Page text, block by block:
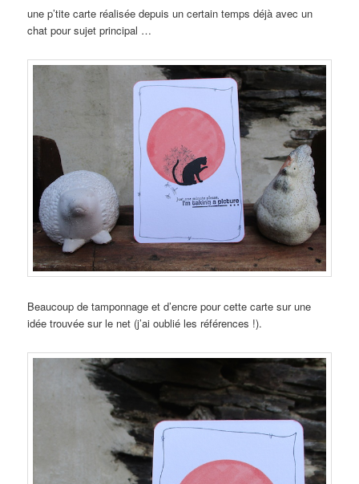
une p’tite carte réalisée depuis un certain temps déjà avec un
chat pour sujet principal …
Beaucoup de tamponnage et d’encre pour cette carte sur une
idée trouvée sur le net (j’ai oublié les références !).